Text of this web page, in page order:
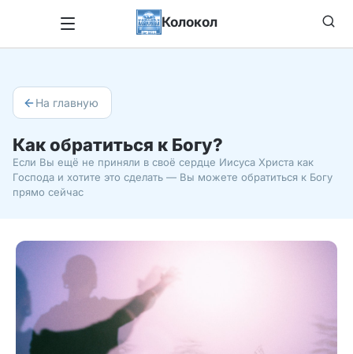
Колокол
На главную
Как обратиться к Богу?
Если Вы ещё не приняли в своё сердце Иисуса Христа как
Господа и хотите это сделать — Вы можете обратиться к Богу
прямо сейчас